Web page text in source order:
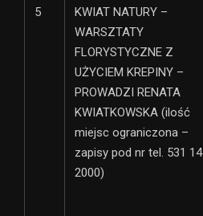
5
KWIAT NATURY –
WARSZTATY
FLORYSTYCZNE Z
UŻYCIEM KREPINY –
PROWADZI RENATA
KWIATKOWSKA (ilość
miejsc ograniczona –
zapisy pod nr tel. 531 14
2000)